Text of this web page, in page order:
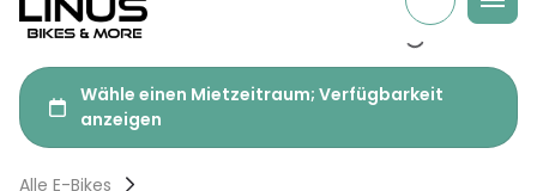
Alle E-Bikes